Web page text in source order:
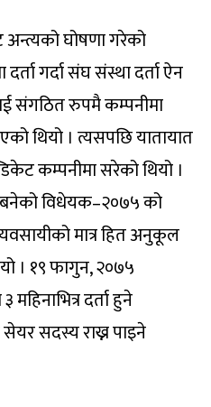
घोषणा गरेको
गर्दा संघ संस्था दर्ता ऐन
संगठित रुपमै कम्पनीमा
थियो । त्यसपछि यातायात
कम्पनीमा सरेको थियो ।
विधेयक–२०७५ को
मात्र हित अनुकूल
। १९ फागुन, २०७५
दर्ता हुने
सेयर सदस्य राख्न पाइने